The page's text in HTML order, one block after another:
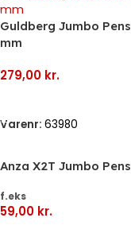
Guldberg Jumbo
mm
279,00 kr.
Varenr: 63980
Anza X2T Jumbo
f.eks
59,00 kr.